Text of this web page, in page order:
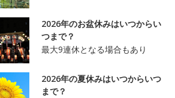
2026年のお盆休みはいつからい
つまで？
最大9連休となる場合もあり
2026年の夏休みはいつからいつ
まで？